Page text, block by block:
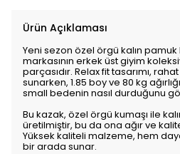
Ürün Açıklaması
Yeni sezon özel örgü kalın pamuk
markasının erkek üst giyim
parçasıdır. Relax fit tasarımı,
sunarken, 1.85 boy ve 80 kg
small bedenin nasıl durduğunu
Bu kazak, özel örgü kumaşı ile
üretilmiştir, bu da ona ağır ve
Yüksek kaliteli malzeme, hem
bir arada sunar.